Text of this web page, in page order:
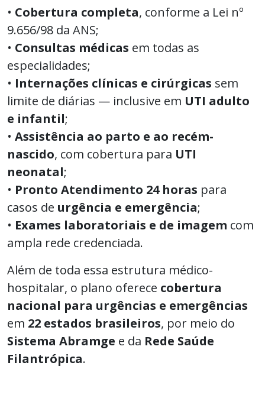
• Cobertura completa, conforme a Lei nº
9.656/98 da ANS;
• Consultas médicas em todas as
especialidades;
• Internações clínicas e cirúrgicas sem
limite de diárias — inclusive em UTI adulto
e infantil;
• Assistência ao parto e ao recém-
nascido, com cobertura para UTI
neonatal;
• Pronto Atendimento 24 horas para
casos de urgência e emergência;
• Exames laboratoriais e de imagem com
ampla rede credenciada.
Além de toda essa estrutura médico-
hospitalar, o plano oferece cobertura
nacional para urgências e emergências
em 22 estados brasileiros, por meio do
Sistema Abramge e da Rede Saúde
Filantrópica.